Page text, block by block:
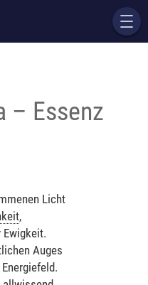
– Essenz
Licht
,
Ewigkeit.
Auges